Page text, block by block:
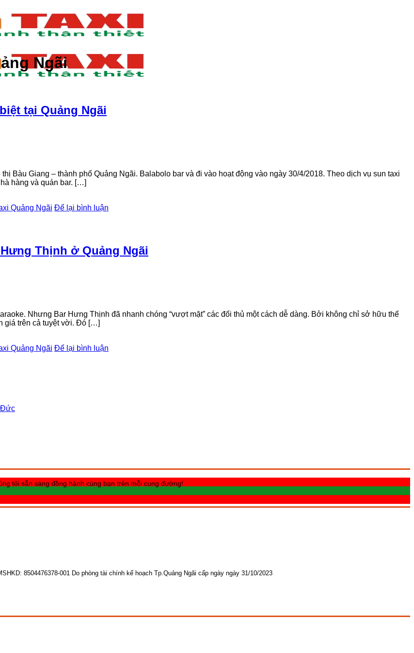
Ngãi
tại Quảng Ngãi
Bàu Giang – thành phố Quảng Ngãi. Balabolo bar và đi vào hoạt động vào ngày 30/4/2018. Theo dịch vụ sun taxi
hàng và quán bar. […]
Quảng Ngãi Để lại bình luận
Thịnh ở Quảng Ngãi
Nhưng Bar Hưng Thịnh đã nhanh chóng “vượt mặt” các đối thủ một cách dễ dàng. Bởi không chỉ sở hữu thế
giá trên cả tuyệt vời. Đó […]
Quảng Ngãi Để lại bình luận
Đức
tôi sẵn sàng đồng hành cùng bạn trên mỗi cung đường!
8504476378-001 Do phòng tài chính kế hoạch Tp.Quảng Ngãi cấp ngày ngày 31/10/2023